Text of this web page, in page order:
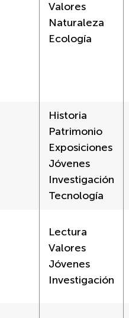
Valores
Naturaleza
Ecología
Historia
Patrimonio
Exposiciones
Jóvenes
Investigación
Tecnología
Lectura
Valores
Jóvenes
Investigación